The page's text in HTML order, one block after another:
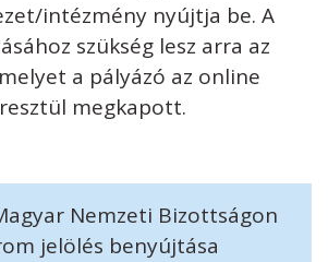
intézmény nyújtja be. A
szükség lesz arra az
a pályázó az online
megkapott.
Nemzeti Bizottságon
jelölés benyújtása